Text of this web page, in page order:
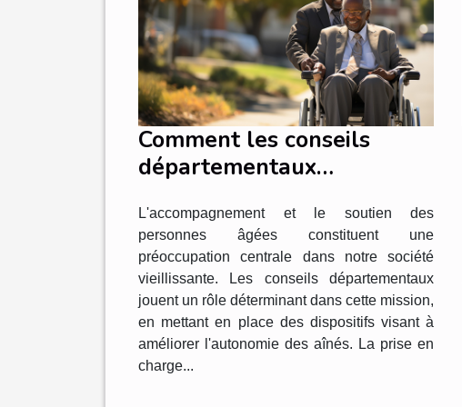
Comment les conseils
départementaux
l'amélioration de
l'autonomie des personnes
âgées
L'accompagnement et le soutien des
personnes âgées constituent une
préoccupation centrale dans notre société
vieillissante. Les conseils départementaux
jouent un rôle déterminant dans cette mission,
en mettant en place des dispositifs visant à
améliorer l'autonomie des aînés. La prise en
charge...